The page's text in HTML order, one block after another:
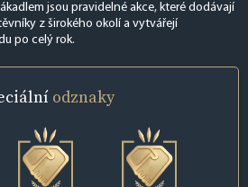
jsou pravidelné akce, které dodávají
z širokého okolí a vytvářejí
po celý rok.
odznaky